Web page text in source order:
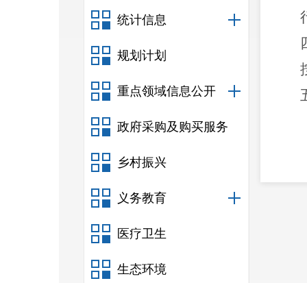
统计信息
规划计划
重点领域信息公开
政府采购及购买服务
乡村振兴
义务教育
医疗卫生
生态环境